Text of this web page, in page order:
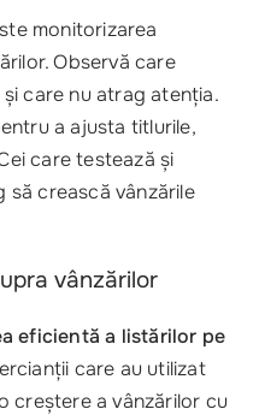
monitorizarea
Observă care
care nu atrag atenția.
a ajusta titlurile,
care testează și
să crească vânzările
vânzărilor
eficientă a listărilor pe
care au utilizat
creștere a vânzărilor cu